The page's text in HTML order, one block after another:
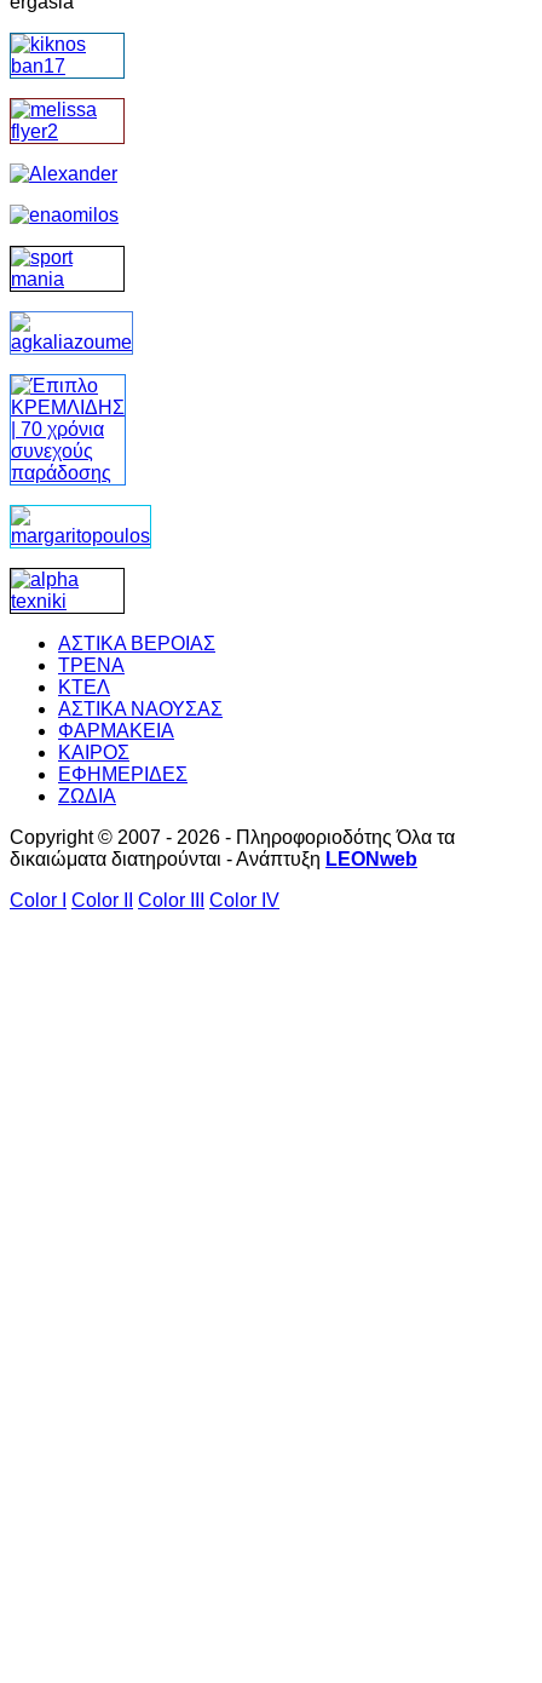
ΑΣΤΙΚΑ ΒΕΡΟΙΑΣ
ΤΡΕΝΑ
ΚΤΕΛ
ΑΣΤΙΚΑ ΝΑΟΥΣΑΣ
ΦΑΡΜΑΚΕΙΑ
ΚΑΙΡΟΣ
ΕΦΗΜΕΡΙΔΕΣ
ΖΩΔΙΑ
Copyright © 2007 - 2026 - Πληροφοριοδότης Όλα τα
δικαιώματα διατηρούνται - Ανάπτυξη LEONweb
Color I
Color II Color III Color IV